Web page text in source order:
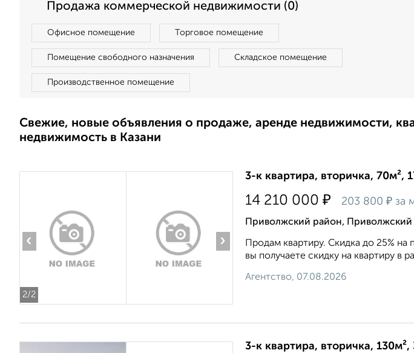
Продажа коммерческой недвижимости (0)
Офисное помещение Торговое помещение
Помещение свободного назначения Складское помещение
Производственное помещение
Свежие, новые объявления о продаже, аренде недвижимости,
недвижимость в Казани
2/2
‹ ›
3-к квартира, вторичка, 70м²,
14 210 000 ₽ 203 800 ₽ за
Приволжский район, Приволжский
Продам квартиру. Скидка до 25% на
вы получаете скидку на квартиру в
Агентство, 07.08.2026
3-к квартира, вторичка,